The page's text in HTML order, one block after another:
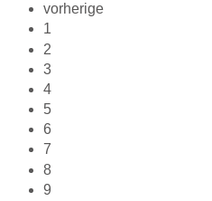
vorherige
1
2
3
4
5
6
7
8
9